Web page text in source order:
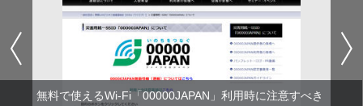
無料で使えるWi-Fi「00000JAPAN」利用時に注意すべき